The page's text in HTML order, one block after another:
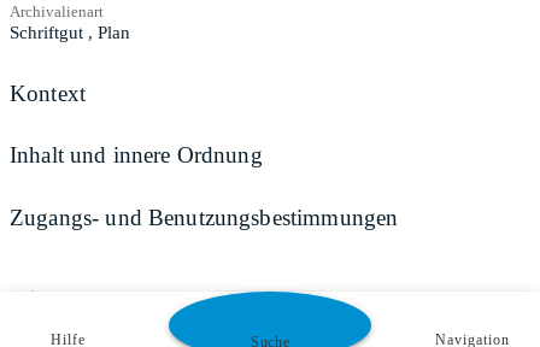
Archivalienart
Schriftgut , Plan
Kontext
Inhalt und innere Ordnung
Zugangs- und Benutzungsbestimmungen
Teilen
Hilfe Suche Navigation